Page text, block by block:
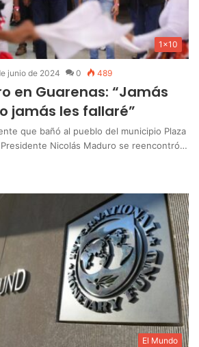
1x10
junio de 2024 0 489
en Guarenas: “Jamás
jamás les fallaré”
que bañó al pueblo del municipio Plaza
Nicolás Maduro se reencontró…
El Mundo